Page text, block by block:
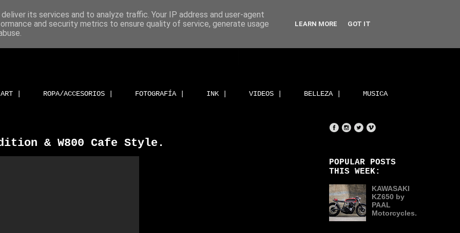
ART | ROPA/ACCESORIOS | FOTOGRAFÍA | INK | VIDEOS | BELLEZA | MUSICA
& W800 Cafe Style.
POPULAR POSTS
THIS WEEK:
KAWASAKI
KZ650 by
PAAL
Motorcycles.
its services and to analyze traffic. Your IP address and user-agent
and security metrics to ensure quality of service, generate usage
LEARN MORE GOT IT